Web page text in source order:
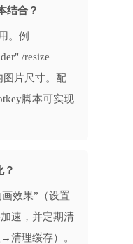
结合？
。例
/resize
图片尺寸。配
脚本可实现
？
效果”（设置
速，并定期清
清理缓存）。